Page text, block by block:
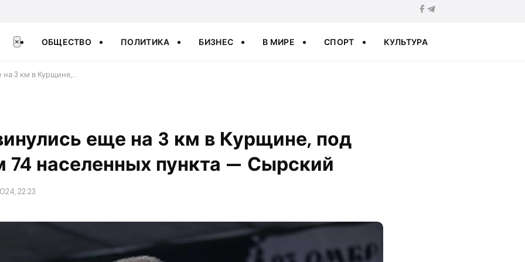
× ОБЩЕСТВО ПОЛИТИКА БИЗНЕС В МИРЕ СПОРТ КУЛЬТУРА
3 км в Курщине,…
еще на 3 км в Курщине, под
74 населенных пункта — Сырский
22:23